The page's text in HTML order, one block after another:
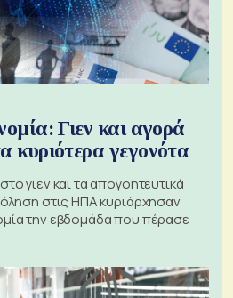
Γιεν και αγορά
κυριότερα γεγονότα
γιεν και τα απογοητευτικά
στις ΗΠΑ κυριάρχησαν
την εβδομάδα που πέρασε